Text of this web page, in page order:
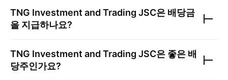
TNG Investment and Trading JSC은 배당금
을 지급하나요?
TNG Investment and Trading JSC은 좋은 배
당주인가요?